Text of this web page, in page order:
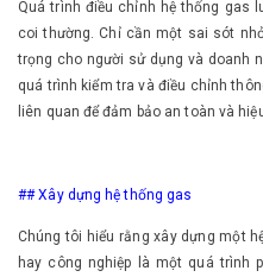
Quá trình điều chỉnh hệ thống gas
coi thường. Chỉ cần một sai sót
trọng cho người sử dụng và doanh
quá trình kiểm tra và điều chỉnh
liên quan để đảm bảo an toàn và
## Xây dựng hệ thống gas
Chúng tôi hiểu rằng xây dựng một
hay công nghiệp là một quá trình